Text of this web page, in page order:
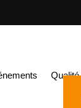
Qualité